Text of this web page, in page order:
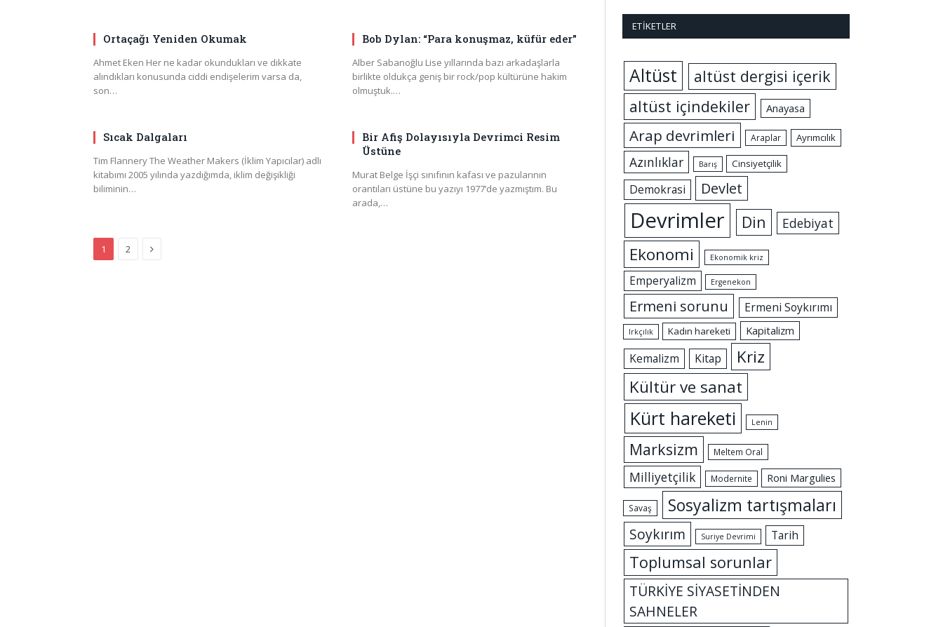
Ortaçağı Yeniden Okumak
Ahmet Eken Her ne kadar okundukları ve dikkate
alındıkları konusunda ciddi endişelerim varsa da,
son…
Bob Dylan: “Para konuşmaz, küfür eder”
Alber Sabanoğlu Lise yıllarında bazı arkadaşlarla
birlikte oldukça geniş bir rock/pop kültürüne hakim
olmuştuk.…
Sıcak Dalgaları
Tim Flannery The Weather Makers (İklim Yapıcılar) adlı
kitabımı 2005 yılında yazdığımda, iklim değişikliği
biliminin…
Bir Afiş Dolayısıyla Devrimci Resim
Üstüne
Murat Belge İşçi sınıfının kafası ve pazularının
orantıları üstüne bu yazıyı 1977’de yazmıştım. Bu
arada,…
1 2 Next
ETIKETLER
Altüst
altüst dergisi içerik
altüst içindekiler
Anayasa
Arap devrimleri Araplar Ayrımcılık
Azınlıklar Barış Cinsiyetçilik
Demokrasi Devlet
Devrimler Din Edebiyat
Ekonomi Ekonomik kriz
Emperyalizm Ergenekon
Ermeni sorunu Ermeni Soykırımı
Irkçılık Kadın hareketi Kapitalizm
Kemalizm Kitap
Kriz
Kültür ve sanat
Kürt hareketi Lenin
Marksizm Meltem Oral
Milliyetçilik Modernite Roni Margulies
Savaş Sosyalizm tartışmaları
Soykırım Suriye Devrimi Tarih
Toplumsal sorunlar
TÜRKİYE SİYASETİNDEN
SAHNELER